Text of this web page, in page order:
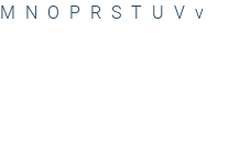
M N O P R S T U V v